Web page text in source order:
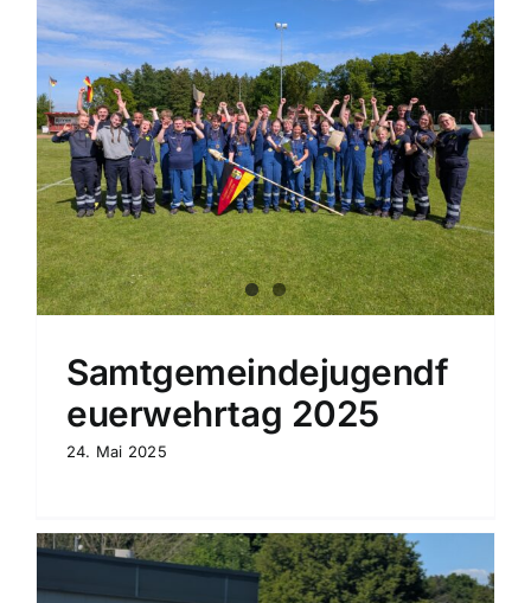
Samtgemeindejugendf
euerwehrtag 2025
24. Mai 2025